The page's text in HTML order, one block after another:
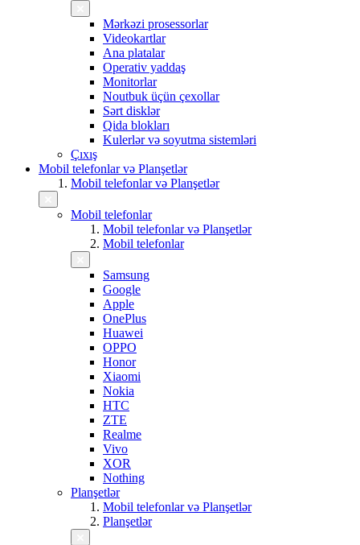
Mərkəzi prosessorlar
Videokartlar
Ana platalar
Operativ yaddaş
Monitorlar
Noutbuk üçün çexollar
Sərt disklər
Qida blokları
Kulerlər və soyutma sistemləri
Çıxış
Mobil telefonlar və Planşetlər
Mobil telefonlar və Planşetlər
Mobil telefonlar
Mobil telefonlar və Planşetlər
Mobil telefonlar
Samsung
Google
Apple
OnePlus
Huawei
OPPO
Honor
Xiaomi
Nokia
HTC
ZTE
Realme
Vivo
XOR
Nothing
Planşetlər
Mobil telefonlar və Planşetlər
Planşetlər